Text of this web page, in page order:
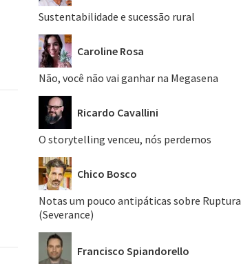
Sustentabilidade e sucessão rural
Caroline Rosa
Não, você não vai ganhar na Megasena
Ricardo Cavallini
O storytelling venceu, nós perdemos
Chico Bosco
Notas um pouco antipáticas sobre Ruptura
(Severance)
Francisco Spiandorello